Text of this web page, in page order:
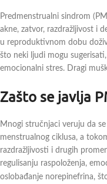
Predmenstrualni sindrom
akne, zatvor, razdražljivost i
u reproduktivnom dobu
što neki ljudi mogu
emocionalni stres. Dragi
Zašto se javlja
Mnogi stručnjaci veruju da
menstrualnog ciklusa, a
razdražljivosti i drugih
regulisanju raspoloženja,
oslobađanje norepinefrina,